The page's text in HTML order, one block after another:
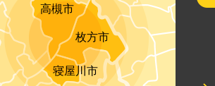
高槻市
枚方市
寝屋川市